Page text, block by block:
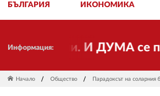
БЪЛГАРИЯ ИКОНОМИКА
Информация:И ДУМА се
Начало Общество Парадоксът на соларния